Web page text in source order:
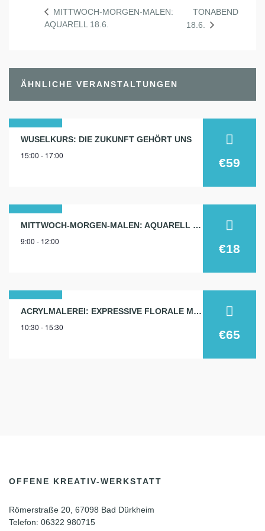
MITTWOCH-MORGEN-MALEN:
AQUARELL 18.6.
TONABEND
18.6.
ÄHNLICHE VERANSTALTUNGEN
17
aug.
WUSELKURS: DIE ZUKUNFT GEHÖRT UNS
15:00 - 17:00
€59
18
nov.
MITTWOCH-MORGEN-MALEN: AQUARELL 18.11.
9:00 - 12:00
€18
01
feb.
ACRYLMALEREI: EXPRESSIVE FLORALE MALEREI
10:30 - 15:30
€65
OFFENE KREATIV-WERKSTATT
Römerstraße 20, 67098 Bad Dürkheim
Telefon: 06322 980715